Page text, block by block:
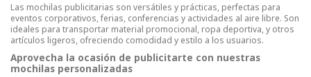
Las mochilas publicitarias son versátiles y prácticas, perfectas para
eventos corporativos, ferias, conferencias y actividades al aire libre. Son
ideales para transportar material promocional, ropa deportiva, y otros
artículos ligeros, ofreciendo comodidad y estilo a los usuarios.
Aprovecha la ocasión de publicitarte con nuestras
mochilas personalizadas